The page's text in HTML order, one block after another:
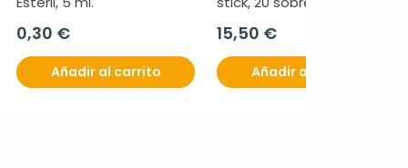
0,30 €
Añadir al carrito
15,50 €
Añadir al carrito